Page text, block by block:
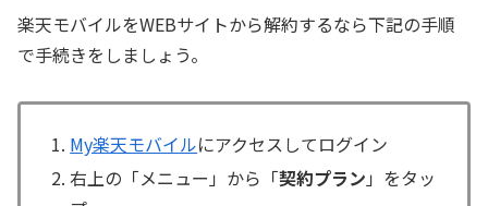
楽天モバイルをWEBサイトから解約するなら下記の手順
で手続きをしましょう。
My楽天モバイルにアクセスしてログイン
右上の「メニュー」から「契約プラン 」をタッ